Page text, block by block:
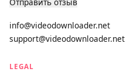
Загрузчик видео